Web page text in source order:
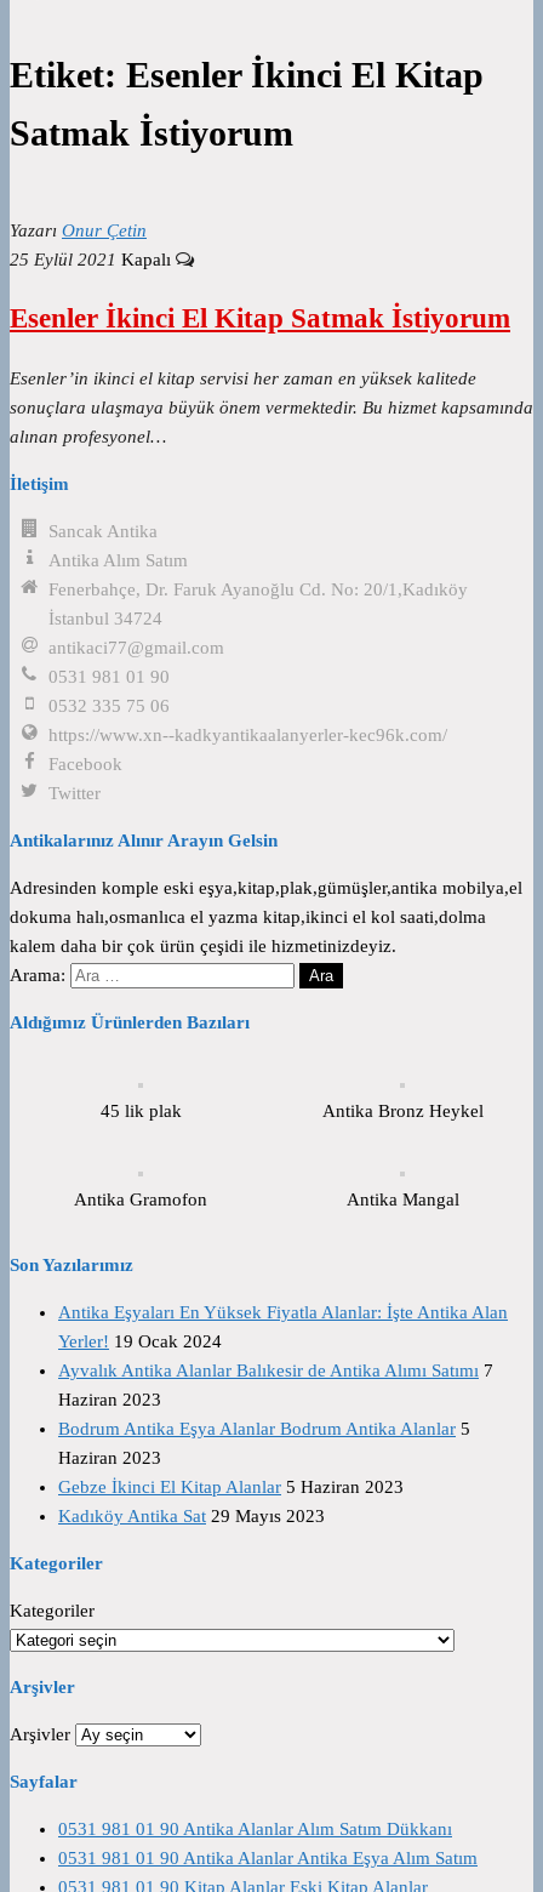
Etiket: Esenler İkinci El Kitap
Satmak İstiyorum
Yazarı Onur Çetin
25 Eylül 2021 Kapalı
Esenler İkinci El Kitap Satmak İstiyorum
Esenler’in ikinci el kitap servisi her zaman en yüksek kalitede
sonuçlara ulaşmaya büyük önem vermektedir. Bu hizmet kapsamında
alınan profesyonel…
İletişim
Sancak Antika
Antika Alım Satım
Fenerbahçe, Dr. Faruk Ayanoğlu Cd. No: 20/1,Kadıköy
İstanbul 34724
antikaci77@gmail.com
0531 981 01 90
0532 335 75 06
https://www.xn--kadkyantikaalanyerler-kec96k.com/
Facebook
Twitter
Antikalarınız Alınır Arayın Gelsin
Adresinden komple eski eşya,kitap,plak,gümüşler,antika mobilya,el
dokuma halı,osmanlıca el yazma kitap,ikinci el kol saati,dolma
kalem daha bir çok ürün çeşidi ile hizmetinizdeyiz.
Arama:
Aldığımız Ürünlerden Bazıları
45 lik plak Antika Bronz Heykel
Antika Gramofon Antika Mangal
Son Yazılarımız
Antika Eşyaları En Yüksek Fiyatla Alanlar: İşte Antika Alan
Yerler! 19 Ocak 2024
Ayvalık Antika Alanlar Balıkesir de Antika Alımı Satımı 7
Haziran 2023
Bodrum Antika Eşya Alanlar Bodrum Antika Alanlar 5
Haziran 2023
Gebze İkinci El Kitap Alanlar 5 Haziran 2023
Kadıköy Antika Sat 29 Mayıs 2023
Kategoriler
Kategoriler
Arşivler
Arşivler
Sayfalar
0531 981 01 90 Antika Alanlar Alım Satım Dükkanı
0531 981 01 90 Antika Alanlar Antika Eşya Alım Satım
0531 981 01 90 Kitap Alanlar Eski Kitap Alanlar